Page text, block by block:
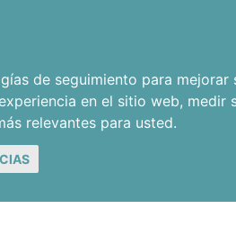
de seguimiento para
en el sitio web, medir
relevantes para usted.